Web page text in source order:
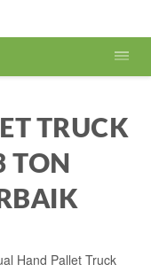
TRUCK
TON
Hand Pallet Truck